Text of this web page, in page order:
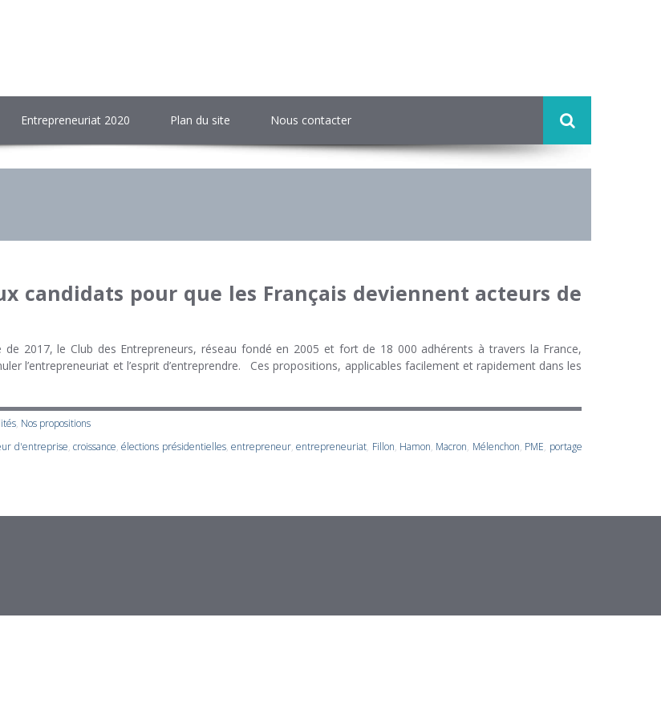
Entrepreneuriat 2020 Plan du site Nous contacter
candidats pour que les Français deviennent acteurs de
2017, le Club des Entrepreneurs, réseau fondé en 2005 et fort de 18 000 adhérents à travers la France,
l’entrepreneuriat et l’esprit d’entreprendre. Ces propositions, applicables facilement et rapidement dans les
, Nos propositions
d'entreprise,croissance,élections présidentielles,entrepreneur,entrepreneuriat, Fillon, Hamon, Macron, Mélenchon, PME, portage